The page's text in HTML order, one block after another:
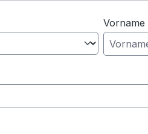
Vorname